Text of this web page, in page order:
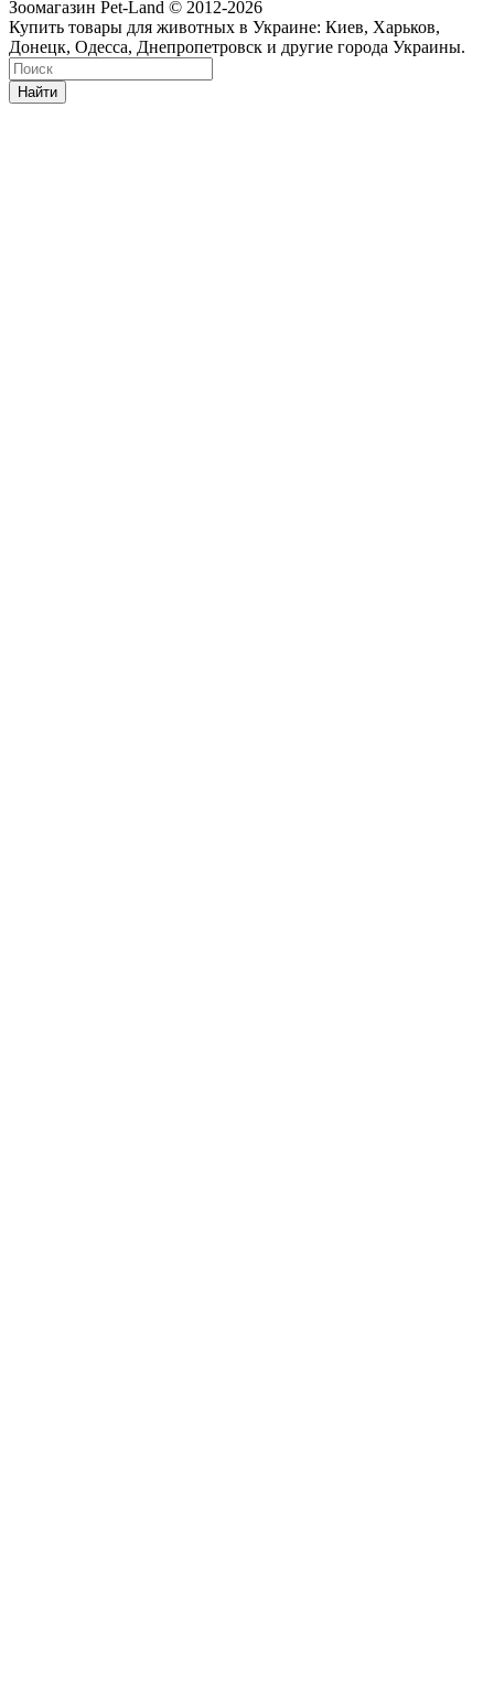
Зоомагазин Pet-Land © 2012-2026
Купить товары для животных в Украине: Киев, Харьков,
Донецк, Одесса, Днепропетровск и другие города Украины.
Найти